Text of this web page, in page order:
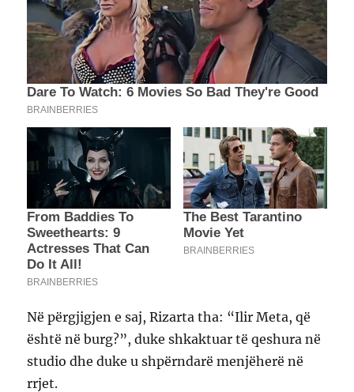
Në përgjigjen e saj, Rizarta tha: “Ilir Meta, që
është në burg?”, duke shkaktuar të qeshura në
studio dhe duke u shpërndarë menjëherë në
rrjet.